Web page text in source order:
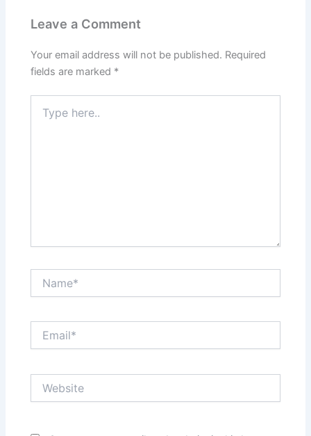
Leave a Comment
Your email address will not be published. Required
fields are marked *
here..